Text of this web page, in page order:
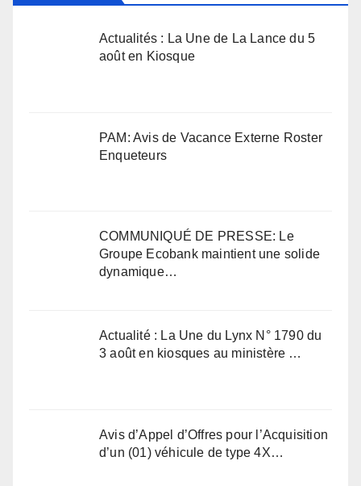
Actualités : La Une de La Lance du 5
août en Kiosque
PAM: Avis de Vacance Externe Roster
Enqueteurs
COMMUNIQUÉ DE PRESSE: Le
Groupe Ecobank maintient une solide
dynamique…
Actualité : La Une du Lynx N° 1790 du
3 août en kiosques au ministère …
Avis d’Appel d’Offres pour l’Acquisition
d’un (01) véhicule de type 4X…